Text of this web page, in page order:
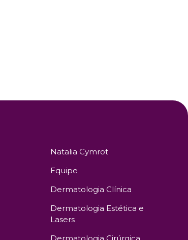
Natalia Cymrot
Equipe
Dermatologia Clínica
Dermatologia Estética e
Lasers